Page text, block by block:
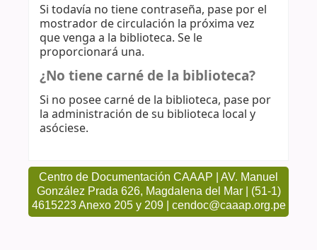
Si todavía no tiene contraseña, pase por el
mostrador de circulación la próxima vez
que venga a la biblioteca. Se le
proporcionará una.
¿No tiene carné de la biblioteca?
Si no posee carné de la biblioteca, pase por
la administración de su biblioteca local y
asóciese.
Centro de Documentación CAAAP | AV. Manuel
González Prada 626, Magdalena del Mar | (51-1)
4615223 Anexo 205 y 209 | cendoc@caaap.org.pe